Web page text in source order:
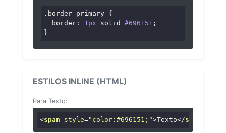
.border-primary {
border : 1px solid #696151 ;
}
ESTILOS INLINE (HTML)
Para Texto:
<span style="color:#696151;">Texto</span